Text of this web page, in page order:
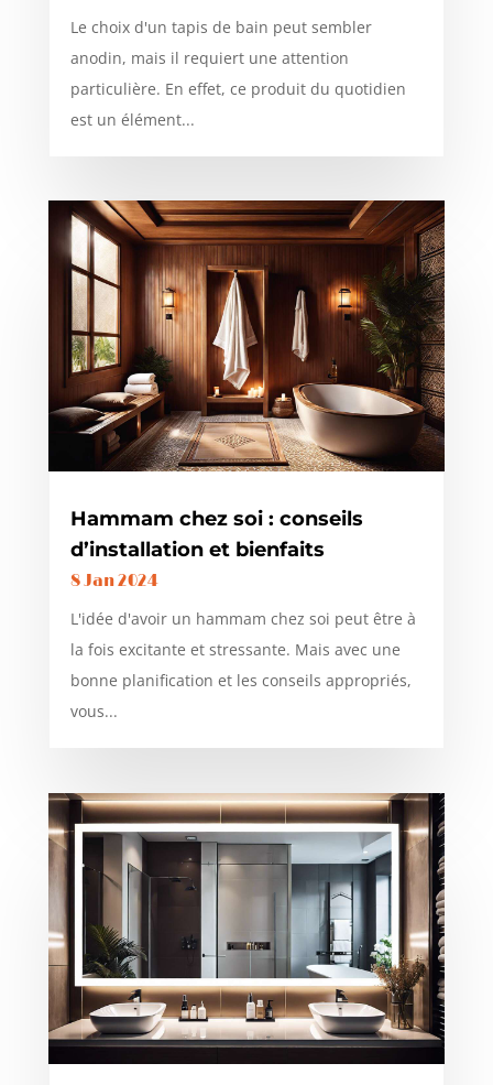
Le choix d'un tapis de bain peut sembler
anodin, mais il requiert une attention
particulière. En effet, ce produit du quotidien
est un élément...
Hammam chez soi : conseils
d’installation et bienfaits
8 Jan 2024
L'idée d'avoir un hammam chez soi peut être à
la fois excitante et stressante. Mais avec une
bonne planification et les conseils appropriés,
vous...